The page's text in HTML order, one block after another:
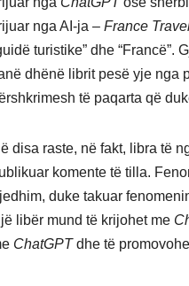
nga AI-ja – France
turistike” dhe
dhënë librit pesë yje nga
të paqarta që
disa raste, në fakt, libra të
komente të tilla.
duke takuar
libër mund të krijohet me
ChatGPTdhe të